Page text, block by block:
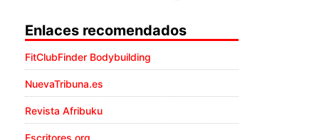
Enlaces recomendados
FitClubFinder Bodybuilding
NuevaTribuna.es
Revista Afribuku